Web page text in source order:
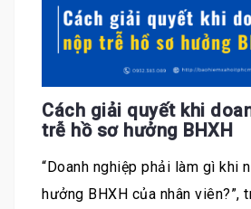
Cách giải quyết khi
trễ hồ sơ hưởng BHXH
“Doanh nghiệp phải làm gì khi
hưởng BHXH của nhân viên?”,